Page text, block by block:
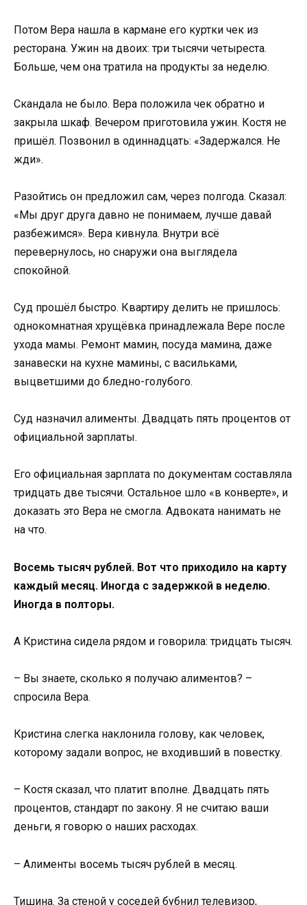
Потом Вера нашла в кармане его куртки чек из
ресторана. Ужин на двоих: три тысячи четыреста.
Больше, чем она тратила на продукты за неделю.
Скандала не было. Вера положила чек обратно и
закрыла шкаф. Вечером приготовила ужин. Костя не
пришёл. Позвонил в одиннадцать: «Задержался. Не
жди».
Разойтись он предложил сам, через полгода. Сказал:
«Мы друг друга давно не понимаем, лучше давай
разбежимся». Вера кивнула. Внутри всё
перевернулось, но снаружи она выглядела
спокойной.
Суд прошёл быстро. Квартиру делить не пришлось:
однокомнатная хрущёвка принадлежала Вере после
ухода мамы. Ремонт мамин, посуда мамина, даже
занавески на кухне мамины, с васильками,
выцветшими до бледно-голубого.
Суд назначил алименты. Двадцать пять процентов от
официальной зарплаты.
Его официальная зарплата по документам составляла
тридцать две тысячи. Остальное шло «в конверте», и
доказать это Вера не смогла. Адвоката нанимать не
на что.
Восемь тысяч рублей. Вот что приходило на карту
каждый месяц. Иногда с задержкой в неделю.
Иногда в полторы.
А Кристина сидела рядом и говорила: тридцать тысяч.
– Вы знаете, сколько я получаю алиментов? –
спросила Вера.
Кристина слегка наклонила голову, как человек,
которому задали вопрос, не входивший в повестку.
– Костя сказал, что платит вполне. Двадцать пять
процентов, стандарт по закону. Я не считаю ваши
деньги, я говорю о наших расходах.
– Алименты восемь тысяч рублей в месяц.
Тишина. За стеной у соседей бубнил телевизор,